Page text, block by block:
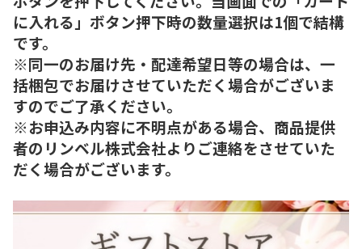
に入れる」ボタン押下時の数量選択は1個で結構
です。
※同一のお届け先・配達希望日等の場合は、一
括梱包でお届けさせていただく場合がございま
すのでご了承ください。
※お申込み内容に不明点がある場合、商品提供
者のリンベル株式会社よりご連絡をさせていた
だく場合がございます。